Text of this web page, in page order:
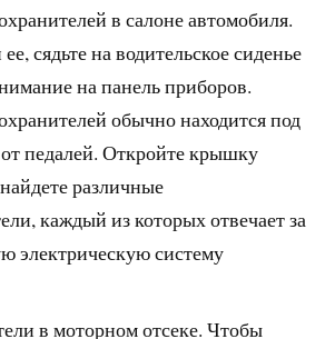
в салоне автомобиля.
сядьте на водительское сиденье
на панель приборов.
обычно находится под
педалей. Откройте крышку
различные
каждый из которых отвечает за
электрическую систему
в моторном отсеке. Чтобы